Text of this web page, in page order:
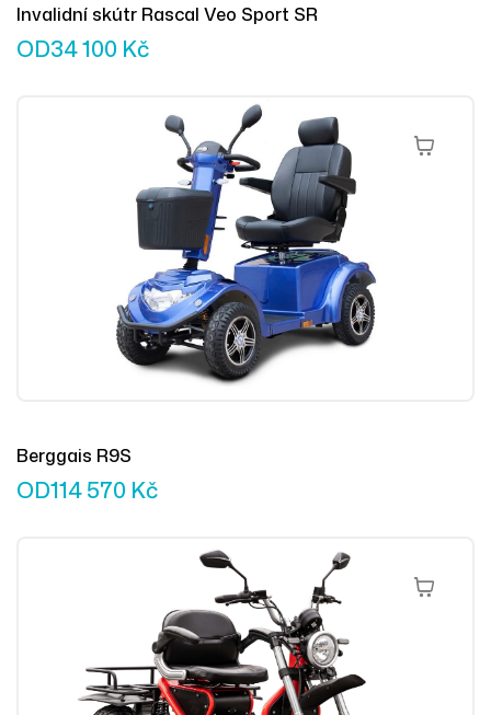
Invalidní skútr Rascal Veo Sport SR
OD34 100 Kč
Výběr
Berggais R9S
OD114 570 Kč
Výběr